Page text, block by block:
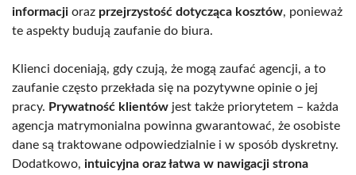
informacji oraz przejrzystość dotycząca kosztów, ponieważ
te aspekty budują zaufanie do biura.
Klienci doceniają, gdy czują, że mogą zaufać agencji, a to
zaufanie często przekłada się na pozytywne opinie o jej
pracy. Prywatność klientów jest także priorytetem – każda
agencja matrymonialna powinna gwarantować, że osobiste
dane są traktowane odpowiedzialnie i w sposób dyskretny.
Dodatkowo, intuicyjna oraz łatwa w nawigacji strona